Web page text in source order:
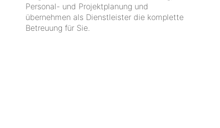
Personal- und Projektplanung und
übernehmen als Dienstleister die komplette
Betreuung für Sie.